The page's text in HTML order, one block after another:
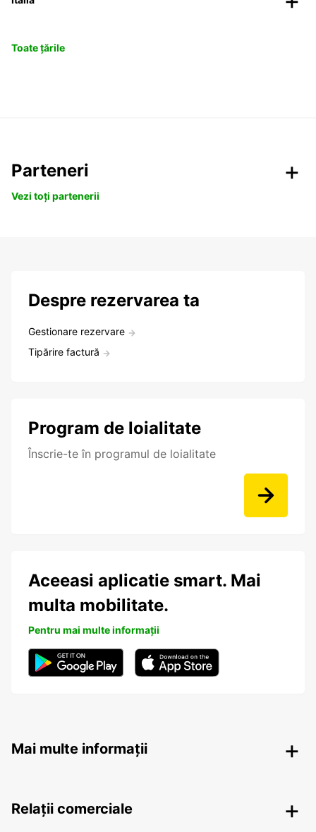
Toate țările
Parteneri
Vezi toți partenerii
Despre rezervarea ta
Gestionare rezervare
Tipărire factură
Program de loialitate
Înscrie-te în programul de loialitate
Aceeasi aplicatie smart. Mai
multa mobilitate.
Pentru mai multe informații
Mai multe informații
Relații comerciale